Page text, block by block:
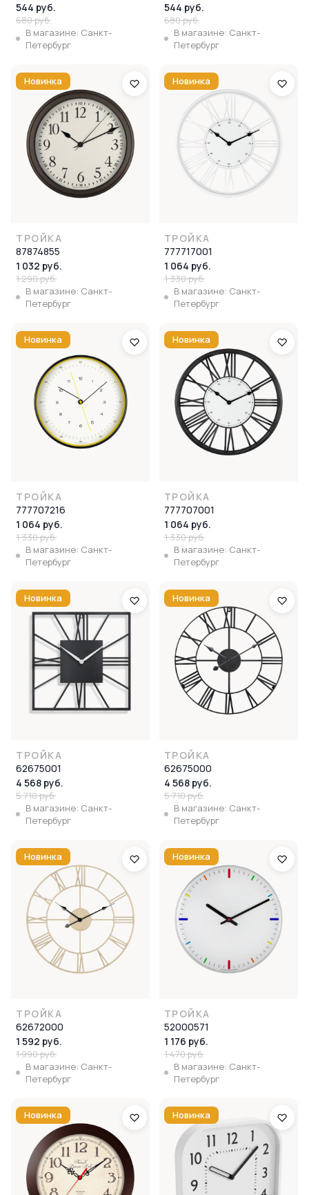
544 руб.
680 руб.
В магазине: Санкт-
Петербург
544 руб.
680 руб.
В магазине: Санкт-
Петербург
Новинка
ТРОЙКА
87874855
1 032 руб.
1 290 руб.
В магазине: Санкт-
Петербург
Новинка
ТРОЙКА
777717001
1 064 руб.
1 330 руб.
В магазине: Санкт-
Петербург
Новинка
ТРОЙКА
777707216
1 064 руб.
1 330 руб.
В магазине: Санкт-
Петербург
Новинка
ТРОЙКА
777707001
1 064 руб.
1 330 руб.
В магазине: Санкт-
Петербург
Новинка
ТРОЙКА
62675001
4 568 руб.
5 710 руб.
В магазине: Санкт-
Петербург
Новинка
ТРОЙКА
62675000
4 568 руб.
5 710 руб.
В магазине: Санкт-
Петербург
Новинка
ТРОЙКА
62672000
1 592 руб.
1 990 руб.
В магазине: Санкт-
Петербург
Новинка
ТРОЙКА
52000571
1 176 руб.
1 470 руб.
В магазине: Санкт-
Петербург
Новинка Новинка